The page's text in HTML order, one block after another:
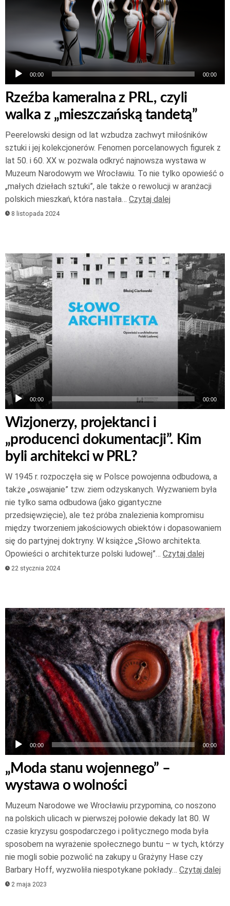
00:00 00:00
Rzeźba kameralna z PRL, czyli
walka z „mieszczańską tandetą”
Peerelowski design od lat wzbudza zachwyt miłośników
sztuki i jej kolekcjonerów. Fenomen porcelanowych figurek z
lat 50. i 60. XX w. pozwala odkryć najnowsza wystawa w
Muzeum Narodowym we Wrocławiu. To nie tylko opowieść o
„małych dziełach sztuki”, ale także o rewolucji w aranżacji
polskich mieszkań, która nastała… Czytaj dalej
8 listopada 2024
Odtwarzacz
plików
dźwiękowych
00:00 00:00
Wizjonerzy, projektanci i
„producenci dokumentacji”. Kim
byli architekci w PRL?
W 1945 r. rozpoczęła się w Polsce powojenna odbudowa, a
także „oswajanie” tzw. ziem odzyskanych. Wyzwaniem była
nie tylko sama odbudowa (jako gigantyczne
przedsięwzięcie), ale też próba znalezienia kompromisu
między tworzeniem jakościowych obiektów i dopasowaniem
się do partyjnej doktryny. W książce „Słowo architekta.
Opowieści o architekturze polski ludowej”… Czytaj dalej
22 stycznia 2024
Odtwarzacz
plików
dźwiękowych
00:00 00:00
„Moda stanu wojennego” –
wystawa o wolności
Muzeum Narodowe we Wrocławiu przypomina, co noszono
na polskich ulicach w pierwszej połowie dekady lat 80. W
czasie kryzysu gospodarczego i politycznego moda była
sposobem na wyrażenie społecznego buntu – w tych, którzy
nie mogli sobie pozwolić na zakupy u Grażyny Hase czy
Barbary Hoff, wyzwoliła niespotykane pokłady… Czytaj dalej
2 maja 2023